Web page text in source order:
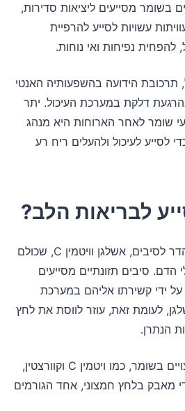
בשומר מסייעים ליציאות סדירות,
עשויות לסייע להרפיית
נפיחות ואי נוחות.
תרכובת הידועה בהשפעותיה האנטי
דלקת במערכת העיכול. יתר
שומר לאחר הארוחות היא מנהג
לסייע לעיכול ולהעלים ריח רע
לבריאות הלב?
שומר כאמור הוא מקור נהדר לסיבים, אשלגן וויטמין C, שכולם
הדם. סיבים תזונתיים מסייעים
על ידי קשירתו אליהם במערכת
לעומת זאת, עוזר לווסת את לחץ
הנתרן.
בנוסף, נוגדי החמצון המצויים בשומר, כמו ויטמין C וקוורצטין,
מאבק בלחץ חמצוני, אחד הגורמים